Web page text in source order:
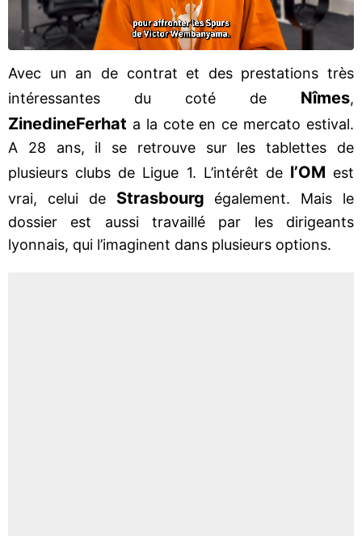
Avec un an de contrat et des prestations très
intéressantes du coté de Nîmes,
ZinedineFerhat a la cote en ce mercato estival.
A 28 ans, il se retrouve sur les tablettes de
plusieurs clubs de Ligue 1. L’intérêt de l’OM est
vrai, celui de Strasbourg également. Mais le
dossier est aussi travaillé par les dirigeants
lyonnais, qui l’imaginent dans plusieurs options.